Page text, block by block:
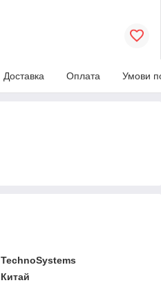
Доставка Оплата Умови
TechnoSystems
Китай